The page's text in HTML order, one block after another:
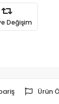
Değişim
Ürün